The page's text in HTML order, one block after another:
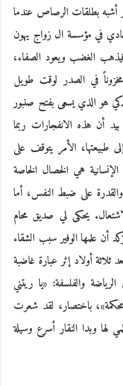
أشبه بطلقات الرصاص عندما
في مؤسسة ال زواج يهون
فيذهب الغضب ويعود الصفاء،
في الصدر لوقت طويل
هو الذي يسعى بفتح صنبور
أن هذه الانفجارات ربما
طبيعتها، الأمر يتوقف على
الإنسانية هي الخصال الخاصة
على ضبط النفس، أما
يحكى لي صديق محام
علمها الوفير سبب الشقاء
ثلاثة أولاد إثر عبارة غاضبة
والفلسفة: «يا ريتني
باختصار، لقد شعرت
لها وبدا النقار أسرع وسيلة